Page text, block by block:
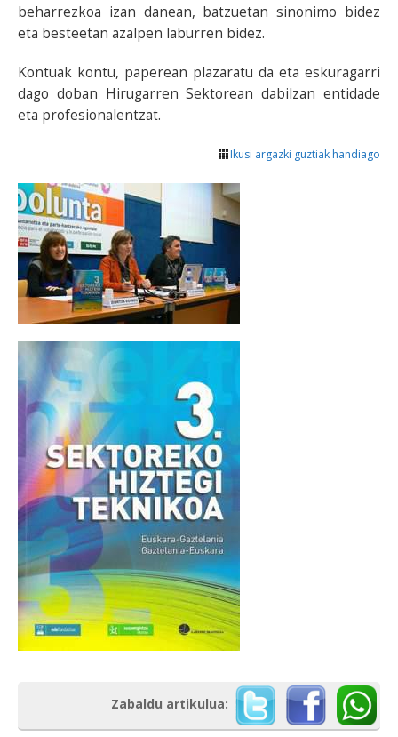
beharrezkoa izan danean, batzuetan sinonimo bidez
eta besteetan azalpen laburren bidez.
Kontuak kontu, paperean plazaratu da eta eskuragarri
dago doban Hirugarren Sektorean dabilzan entidade
eta profesionalentzat.
Ikusi argazki guztiak handiago
Zabaldu artikulua: